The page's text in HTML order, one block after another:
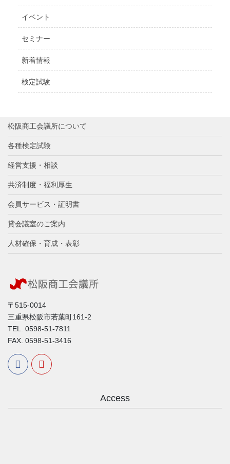
イベント
セミナー
新着情報
検定試験
松阪商工会議所について
各種検定試験
経営支援・相談
共済制度・福利厚生
会員サービス・証明書
貸会議室のご案内
人材確保・育成・表彰
〒515-0014
三重県松阪市若葉町161-2
TEL. 0598-51-7811
FAX. 0598-51-3416
Access